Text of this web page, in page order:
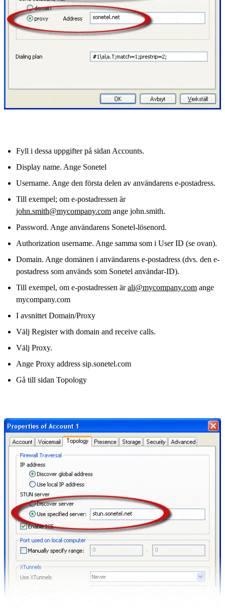
Fyll i dessa uppgifter på sidan Accounts.
Display name. Ange Sonetel
Username. Ange den första delen av användarens e-postadress.
Till exempel; om e-postadressen är
john.smith@mycompany.com ange john.smith.
Password. Ange användarens Sonetel-lösenord.
Authorization username. Ange samma som i User ID (se ovan).
Domain. Ange domänen i användarens e-postadress (dvs. den e-
postadress som används som Sonetel användar-ID).
Till exempel, om e-postadressen ärali@mycompany.com ange
mycompany.com
I avsnittet Domain/Proxy
Välj Register with domain and receive calls.
Välj Proxy.
Ange Proxy address sip.sonetel.com
Gå till sidan Topology